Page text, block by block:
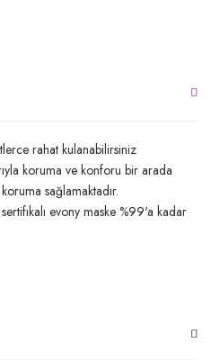
rahat kulanabilirsiniz
koruma ve konforu bir arada
sağlamaktadır.
evony maske %99'a kadar